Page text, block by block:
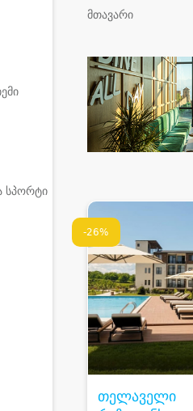
სპორტი
მთავარი
-26%
თელაველი